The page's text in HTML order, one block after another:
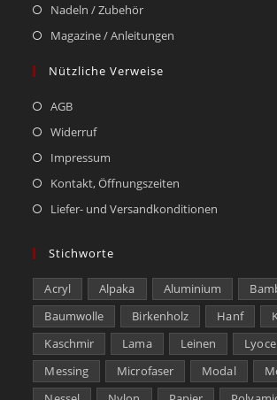
Nadeln / Zubehör
Magazine / Anleitungen
Nützliche Verweise
AGB
Widerruf
Impressum
Kontakt, Öffnungszeiten
Liefer- und Versandkonditionen
Stichworte
Acryl Alpaka Aluminium
Baumwolle
Birkenholz Hanf
Kaschmir
Lama Leinen
Messing
Microfaser Modal